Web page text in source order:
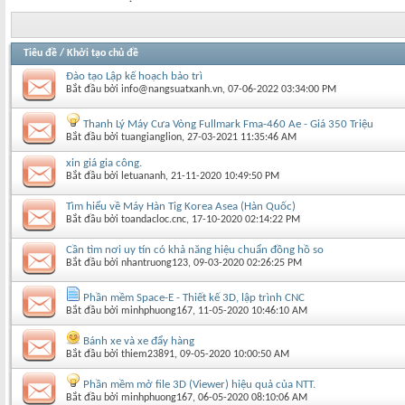
Tiêu đề / Khởi tạo chủ đề
Đào tạo Lập kế hoạch bảo trì
Bắt đầu bởi info@nangsuatxanh.vn‎, 07-06-2022 03:34:00 PM
Thanh Lý Máy Cưa Vòng Fullmark Fma-460 Ae - Giá 350 Triệu
Bắt đầu bởi tuangianglion‎, 27-03-2021 11:35:46 AM
xin giá gia công.
Bắt đầu bởi letuananh‎, 21-11-2020 10:49:50 PM
Tìm hiểu về Máy Hàn Tig Korea Asea (Hàn Quốc)
Bắt đầu bởi toandacloc.cnc‎, 17-10-2020 02:14:22 PM
Cần tìm nơi uy tín có khả năng hiệu chuẩn đồng hồ so
Bắt đầu bởi nhantruong123‎, 09-03-2020 02:26:25 PM
Phần mềm Space-E - Thiết kế 3D, lập trình CNC
Bắt đầu bởi minhphuong167‎, 11-05-2020 10:46:10 AM
Bánh xe và xe đẩy hàng
Bắt đầu bởi thiem23891‎, 09-05-2020 10:00:50 AM
Phần mềm mở file 3D (Viewer) hiệu quả của NTT.
Bắt đầu bởi minhphuong167‎, 06-05-2020 08:10:06 AM